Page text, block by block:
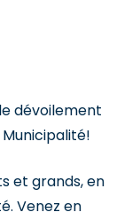
dévoilement
et grands, en
Venez en